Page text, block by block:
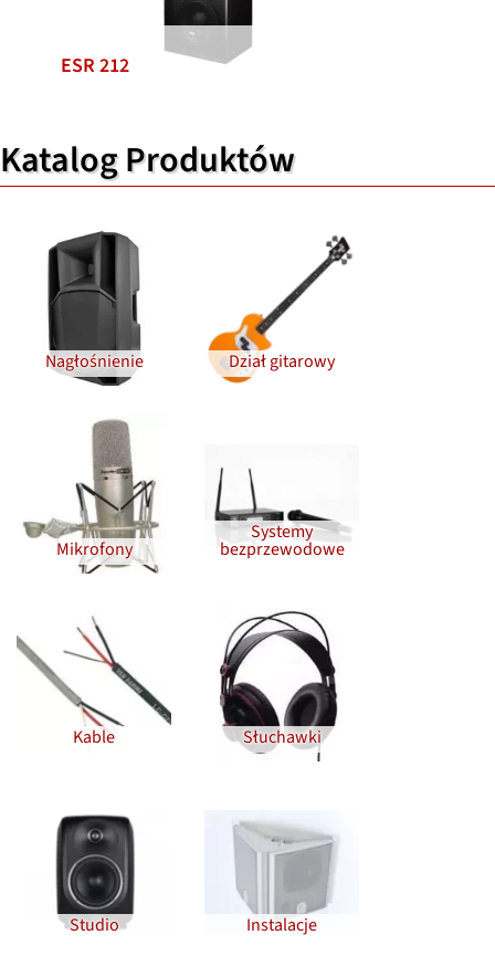
ESR 212
Katalog Produktów
Nagłośnienie Dział gitarowy
Mikrofony
Systemy
bezprzewodowe
Kable Słuchawki
Studio Instalacje